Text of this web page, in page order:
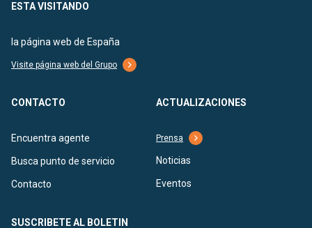
ESTA VISITANDO
la página web de España
Visite página web del Grupo
CONTACTO
Encuentra agente
Busca punto de servicio
Contacto
ACTUALIZACIONES
Prensa
Noticias
Eventos
SUSCRIBETE AL BOLETIN